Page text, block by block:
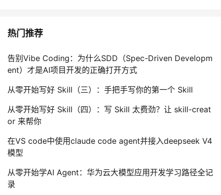
热门推荐
告别Vibe Coding：为什么SDD（Spec-Driven Developm
ent）才是AI项目开发的正确打开方式
从零开始写好 Skill（三）：手把手写你的第一个 Skill
从零开始写好 Skill（四）：写 Skill 太费劲？让 skill-creat
or 来帮你
在VS code中使用claude code agent并接入deepseek V4
模型
从零开始学AI Agent：华为云大模型应用开发学习路径全记
录